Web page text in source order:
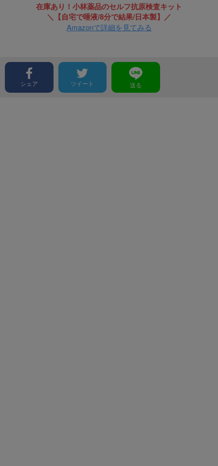
在庫あり！小林薬品のセルフ抗原検査キット
＼【自宅で唾液/8分で結果/日本製】／
Amazonで詳細を見てみる
シェア ツイート 送る